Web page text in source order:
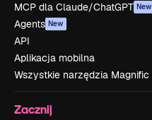
MCP dla Claude/ChatGPT New
Agents New
API
Aplikacja mobilna
Wszystkie narzędzia Magnific
Zacznij